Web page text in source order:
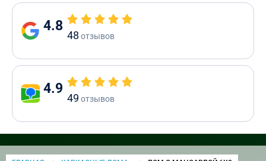
4.8
48 отзывов
4.9
49 отзывов